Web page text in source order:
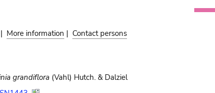
| More information | Contact persons
grandiflora (Vahl) Hutch. & Dalziel